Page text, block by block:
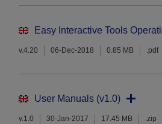
Easy Interactive Tools
v.4.20 06-Dec-2018 0.85 MB .pdf
User Manuals (v1.0)
v.1.0 30-Jan-2017 17.45 MB .zip